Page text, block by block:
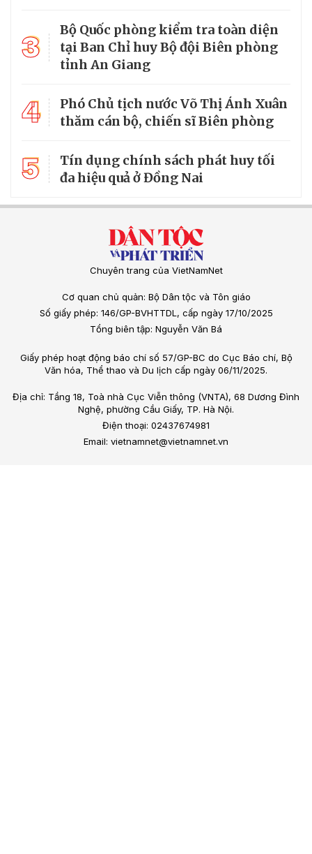
3
Bộ Quốc phòng kiểm tra toàn diện
tại Ban Chỉ huy Bộ đội Biên phòng
tỉnh An Giang
4
Phó Chủ tịch nước Võ Thị Ánh Xuân
thăm cán bộ, chiến sĩ Biên phòng
5
Tín dụng chính sách phát huy tối
đa hiệu quả ở Đồng Nai
Chuyên trang của VietNamNet
Cơ quan chủ quản: Bộ Dân tộc và Tôn giáo
Số giấy phép: 146/GP-BVHTTDL, cấp ngày 17/10/2025
Tổng biên tập: Nguyễn Văn Bá
Giấy phép hoạt động báo chí số 57/GP-BC do Cục Báo chí, Bộ
Văn hóa, Thể thao và Du lịch cấp ngày 06/11/2025.
Địa chỉ: Tầng 18, Toà nhà Cục Viễn thông (VNTA), 68 Dương Đình
Nghệ, phường Cầu Giấy, TP. Hà Nội.
Điện thoại: 02437674981
Email: vietnamnet@vietnamnet.vn